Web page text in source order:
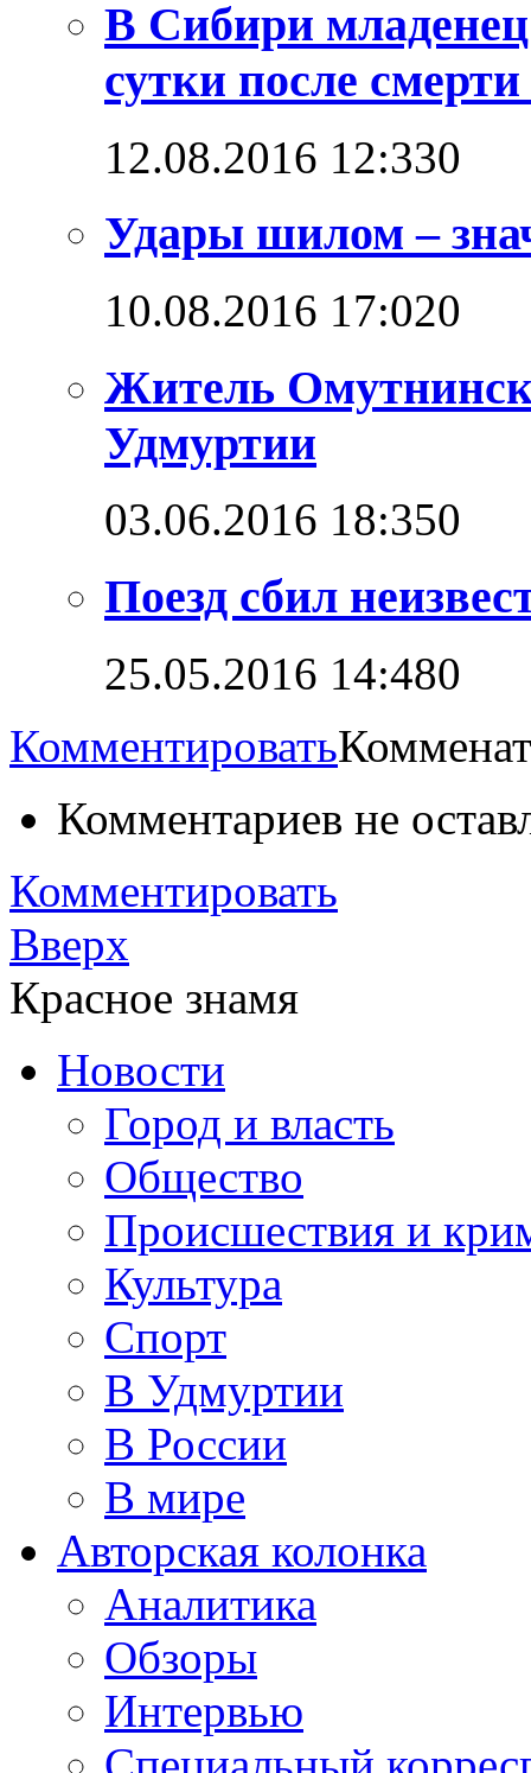
В Сибири
сутки после
12.08.2016 12:330
Удары шилом –
10.08.2016 17:020
Житель
Удмуртии
03.06.2016 18:350
Поезд сбил
25.05.2016 14:480
Комментировать
Комментариев не
Комментировать
Вверх
Красное знамя
Новости
Город и власть
Общество
Происшествия и
Культура
Спорт
В Удмуртии
В России
В мире
Авторская колонка
Аналитика
Обзоры
Интервью